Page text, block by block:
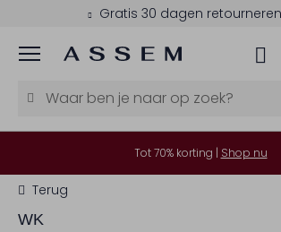
Betaal achteraf met Klarna
Menu
Tot 70% korting | Shop nu
Terug
WK